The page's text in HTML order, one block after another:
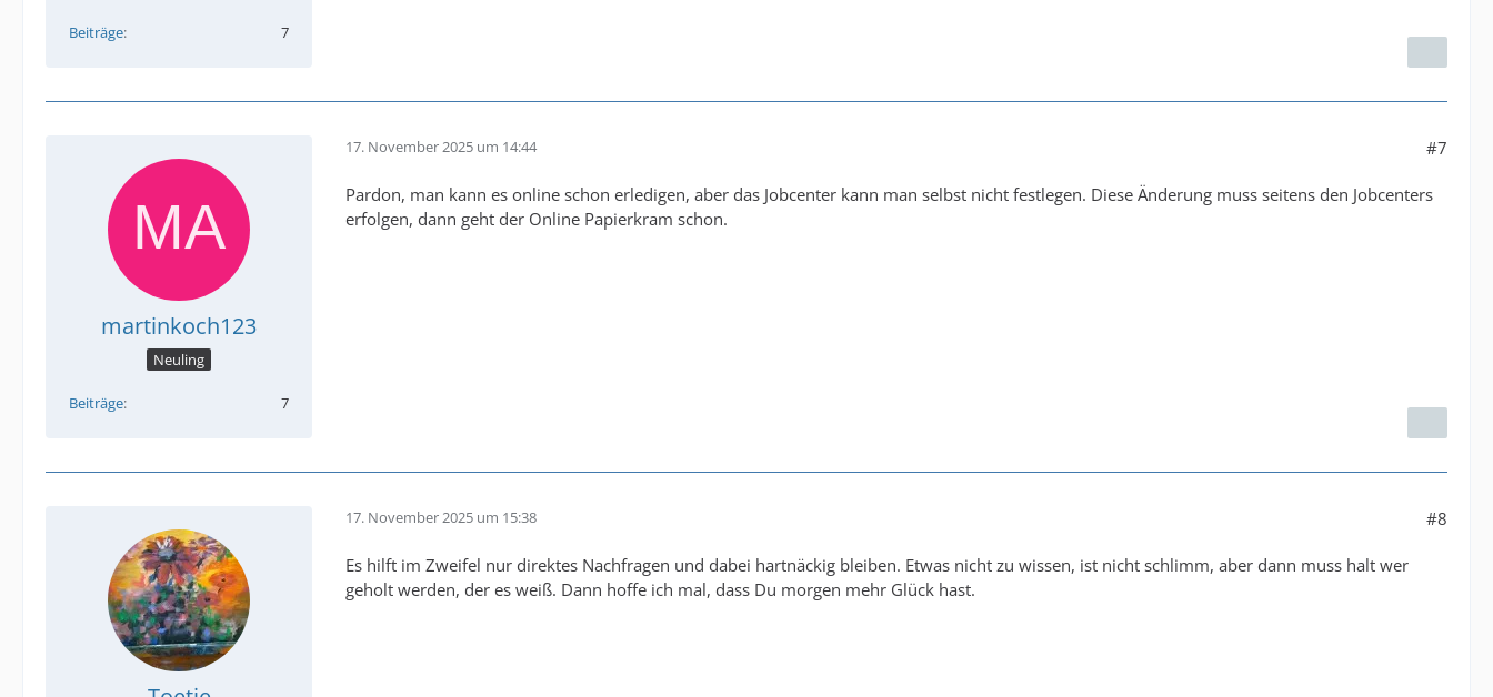
Beiträge 7
martinkoch123
Neuling
Beiträge 7
17. November 2025 um 14:44 #7
Pardon, man kann es online schon erledigen, aber das Jobcenter kann man selbst nicht festlegen. Diese Änderung muss seitens den Jobcenters
erfolgen, dann geht der Online Papierkram schon.
17. November 2025 um 15:38 #8
Es hilft im Zweifel nur direktes Nachfragen und dabei hartnäckig bleiben. Etwas nicht zu wissen, ist nicht schlimm, aber dann muss halt wer
geholt werden, der es weiß. Dann hoffe ich mal, dass Du morgen mehr Glück hast.